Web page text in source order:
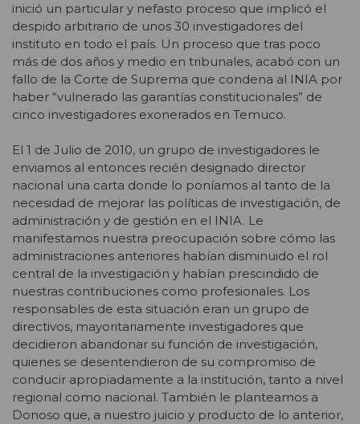
inició un particular y nefasto proceso que implicó el
despido arbitrario de unos 30 investigadores del
instituto en todo el país. Un proceso que tras poco
más de dos años y medio en tribunales, acabó con un
fallo de la Corte de Suprema que condena al INIA por
haber “vulnerado las garantías constitucionales” de
cinco investigadores exonerados en Temuco.
El 1 de Julio de 2010, un grupo de investigadores le
enviamos al entonces recién designado director
nacional una carta donde lo poníamos al tanto de la
necesidad de mejorar las políticas de investigación, de
administración y de gestión en el INIA. Le
manifestamos nuestra preocupación sobre cómo las
administraciones anteriores habían disminuido el rol
central de la investigación y habían prescindido de
nuestras contribuciones como profesionales. Los
responsables de esta situación eran un grupo de
directivos, mayoritariamente investigadores que
decidieron abandonar su función de investigación,
quienes se desentendieron de su compromiso de
conducir apropiadamente a la institución, tanto a nivel
regional como nacional. También le planteamos a
Donoso que, a nuestro juicio y producto de lo anterior,